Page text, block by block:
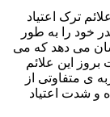
ترک اعتیاد
خود را به طور
می دهد که می
این علائم
ی متفاوتی از
و شدت اعتیاد